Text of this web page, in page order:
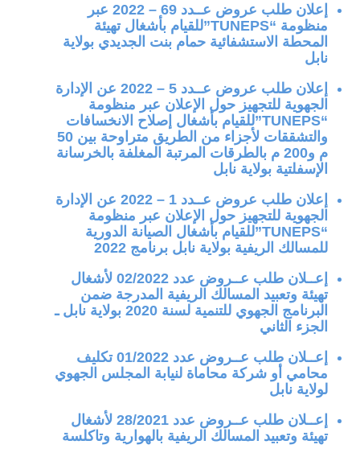
إعلان طلب عروض عــدد 69 – 2022 عبر
منظومة “TUNEPS”للقيام بأشغال تهيئة
المحطة الاستشفائية حمام بنت الجديدي بولاية
نابل
إعلان طلب عروض عــدد 5 – 2022 عن الإدارة
الجهوية للتجهيز حول الإعلان عبر منظومة
“TUNEPS”للقيام بأشغال إصلاح الانخسافات
والتشققات لأجزاء من الطريق متراوحة بين 50
م و200 م بالطرقات المرتبة المغلفة بالخرسانة
الإسفلتية بولاية نابل
إعلان طلب عروض عــدد 1 – 2022 عن الإدارة
الجهوية للتجهيز حول الإعلان عبر منظومة
“TUNEPS”للقيام بأشغال الصيانة الدورية
للمسالك الريفية بولاية نابل برنامج 2022
إعــلان طلب عــروض عدد 02/2022 لأشغال
تهيئة وتعبيد المسالك الريفية المدرجة ضمن
البرنامج الجهوي للتنمية لسنة 2020 بولاية نابل ـ
الجزء الثاني
إعــلان طلب عــروض عدد 01/2022 تكليف
محامي أو شركة محاماة لنيابة المجلس الجهوي
لولاية نابل
إعــلان طلب عــروض عدد 28/2021 لأشغال
تهيئة وتعبيد المسالك الريفية بالهوارية وتاكلسة